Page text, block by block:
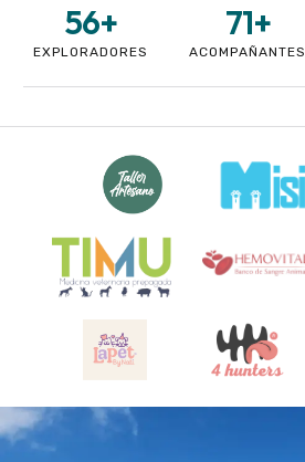
EXPLORADORES
56+
ACOMPAÑANTES
71+